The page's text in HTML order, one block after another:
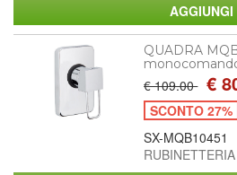
QUADRA
€ 109.00 €
SCONTO 27%
SX-MQB10451